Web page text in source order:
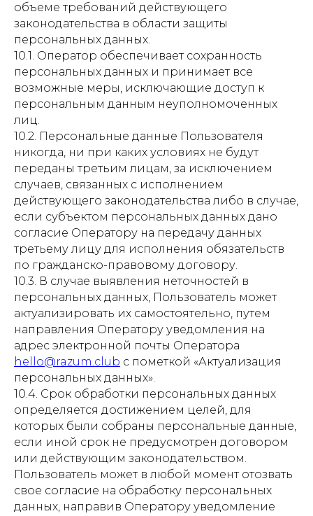
объеме требований действующего
законодательства в области защиты
персональных данных.
10.1. Оператор обеспечивает сохранность
персональных данных и принимает все
возможные меры, исключающие доступ к
персональным данным неуполномоченных
лиц.
10.2. Персональные данные Пользователя
никогда, ни при каких условиях не будут
переданы третьим лицам, за исключением
случаев, связанных с исполнением
действующего законодательства либо в случае,
если субъектом персональных данных дано
согласие Оператору на передачу данных
третьему лицу для исполнения обязательств
по гражданско-правовому договору.
10.3. В случае выявления неточностей в
персональных данных, Пользователь может
актуализировать их самостоятельно, путем
направления Оператору уведомления на
адрес электронной почты Оператора
hello@razum.club с пометкой «Актуализация
персональных данных».
10.4. Срок обработки персональных данных
определяется достижением целей, для
которых были собраны персональные данные,
если иной срок не предусмотрен договором
или действующим законодательством.
Пользователь может в любой момент отозвать
свое согласие на обработку персональных
данных, направив Оператору уведомление